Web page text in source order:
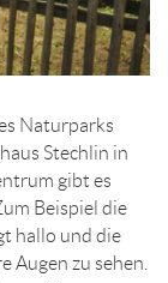
Naturparks
Stechlin in
gibt es
Beispiel die
hallo und die
Augen zu sehen.